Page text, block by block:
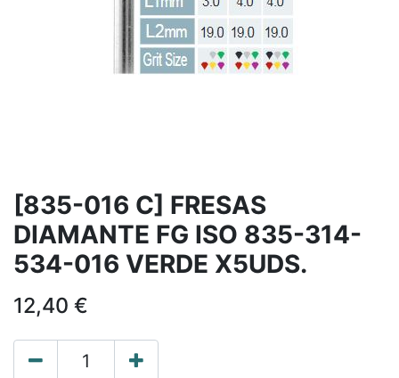
[835-016 C] FRESAS
DIAMANTE FG ISO 835-314-
534-016 VERDE X5UDS.
12,40 €